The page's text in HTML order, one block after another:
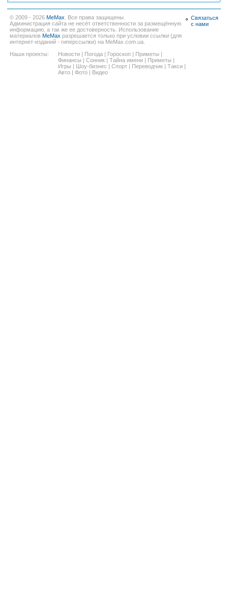
© 2009 - 2026 MeMax. Все права защищены.
Администрация сайта не несёт ответственности за размещённую
информацию, а так же ее достоверность. Использование
материалов MeMax разрешается только при условии ссылки (для
интернет-изданий - гиперссылки) на MeMax.com.ua.
Наши проекты:
Новости Погода Гороскоп Приметы
Финансы
Сонник Тайна имени Приметы
Игры
Шоу-бизнес Спорт Переводчик Такси
Авто
Фото Видео
Связаться
с нами